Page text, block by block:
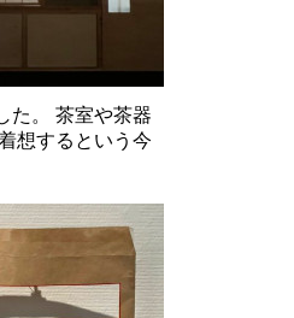
た。 茶室や茶器
想するという今